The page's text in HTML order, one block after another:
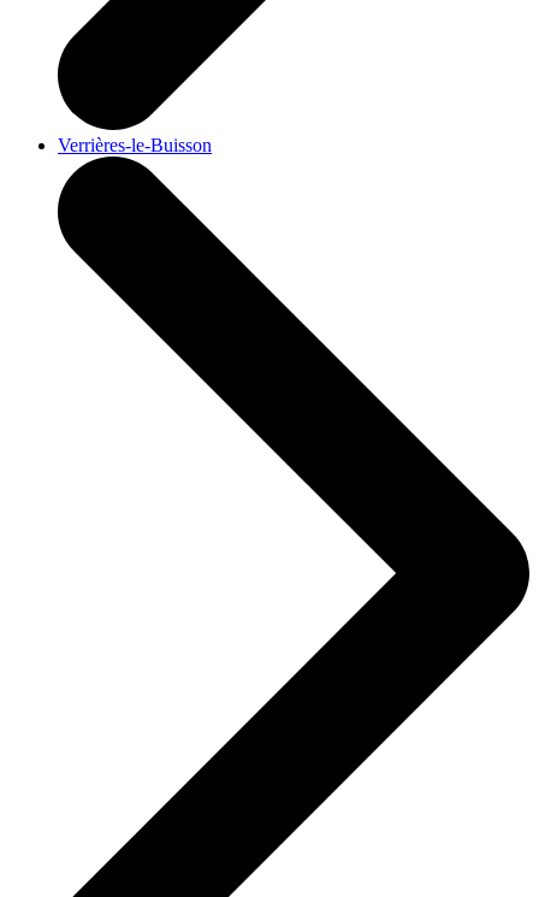
Verrières-le-Buisson